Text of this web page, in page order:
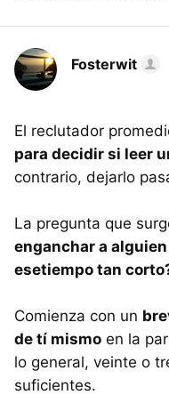
Fosterwit
El reclutador
para decidir si leer
contrario, dejarlo
La pregunta que
enganchar a
esetiempo tan
Comienza con un
de tí mismo en la
lo general, veinte o
suficientes.